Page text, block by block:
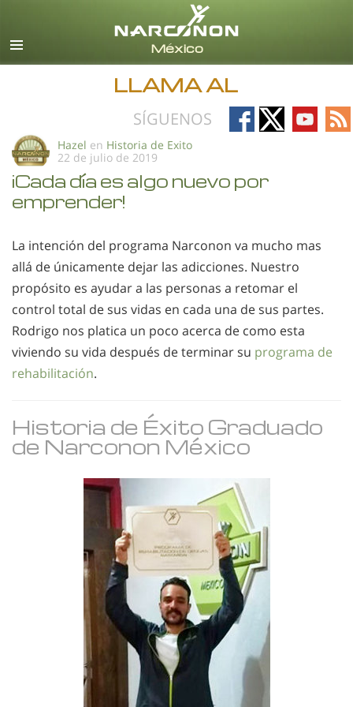
Español
Todas las Regiones/Idiomas
LLAMA AL
SÍGUENOS
Follow
on
Follow
on
Follow
on
on
Hazel en Historia de Exito
22 de julio de 2019
¡Cada día es algo nuevo por
emprender!
La intención del programa Narconon va mucho mas
allá de únicamente dejar las adicciones. Nuestro
propósito es ayudar a las personas a retomar el
control total de sus vidas en cada una de sus partes.
Rodrigo nos platica un poco acerca de como esta
viviendo su vida después de terminar su programa de
rehabilitación.
Historia de Éxito Graduado
de Narconon México